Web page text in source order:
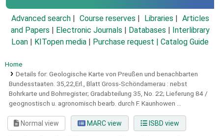
Advanced search Course reserves Libraries
Articles
and Papers
Electronic Journals Databases
Interlibrary
Loan
KITopen media Purchase request | Catalog Guide
Home
Details for: Geologische Karte von Preußen und benachbarten
Bundesstaaten. 35,22,Erl.,
Blatt Gross-Schöndamerau : nebst
Bohrkarte und Bohrregister; Gradabteilung 35, No. 22; Lieferung 84 /
geognostisch u. agronomisch bearb. durch F. Kaunhowen ...
Normal view MARC view ISBD view